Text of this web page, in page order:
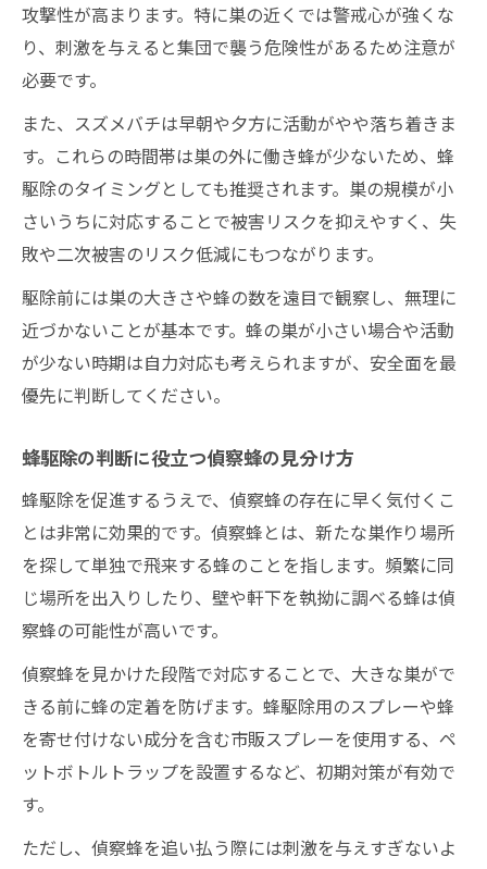
攻撃性が高まります。特に巣の近くでは警戒心が強くな
り、刺激を与えると集団で襲う危険性があるため注意が
必要です。
また、スズメバチは早朝や夕方に活動がやや落ち着きま
す。これらの時間帯は巣の外に働き蜂が少ないため、蜂
駆除のタイミングとしても推奨されます。巣の規模が小
さいうちに対応することで被害リスクを抑えやすく、失
敗や二次被害のリスク低減にもつながります。
駆除前には巣の大きさや蜂の数を遠目で観察し、無理に
近づかないことが基本です。蜂の巣が小さい場合や活動
が少ない時期は自力対応も考えられますが、安全面を最
優先に判断してください。
蜂駆除の判断に役立つ偵察蜂の見分け方
蜂駆除を促進するうえで、偵察蜂の存在に早く気付くこ
とは非常に効果的です。偵察蜂とは、新たな巣作り場所
を探して単独で飛来する蜂のことを指します。頻繁に同
じ場所を出入りしたり、壁や軒下を執拗に調べる蜂は偵
察蜂の可能性が高いです。
偵察蜂を見かけた段階で対応することで、大きな巣がで
きる前に蜂の定着を防げます。蜂駆除用のスプレーや蜂
を寄せ付けない成分を含む市販スプレーを使用する、ペ
ットボトルトラップを設置するなど、初期対策が有効で
す。
ただし、偵察蜂を追い払う際には刺激を与えすぎないよ